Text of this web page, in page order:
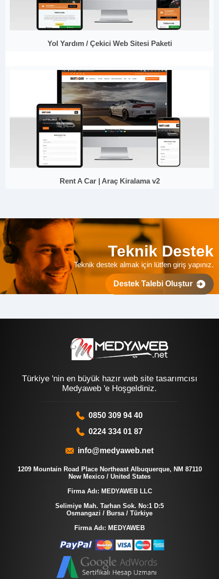
Yol Yardım / Çekici Web Sitesi Paketi
Rent A Car | Araç Kiralama v2
Teknik Destek
Teknik destek almak için lütfen giriş yapınız.
Destek Talebi Oluştur
Türkiye 'nin en büyük hazır web site tasarımcısı
Medyaweb 'e Hoşgeldiniz.
0850 309 94 40
0224 334 01 87
info@medyaweb.net
1209 Mountain Road Place Northeast Albuquerque, NM 87110
New Mexico / United States
Firma Adı: MEDYAWEB LLC
Selimiye Mah. Tarhan Sok. No:1 D:5
Osmangazi / Bursa / Türkiye
Firma Adı: MEDYAWEB